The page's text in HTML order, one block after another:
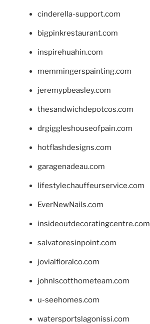
cinderella-support.com
bigpinkrestaurant.com
inspirehuahin.com
memmingerspainting.com
jeremypbeasley.com
thesandwichdepotcos.com
drgiggleshouseofpain.com
hotflashdesigns.com
garagenadeau.com
lifestylechauffeurservice.com
EverNewNails.com
insideoutdecoratingcentre.com
salvatoresinpoint.com
jovialfloralco.com
johnlscotthometeam.com
u-seehomes.com
watersportslagonissi.com